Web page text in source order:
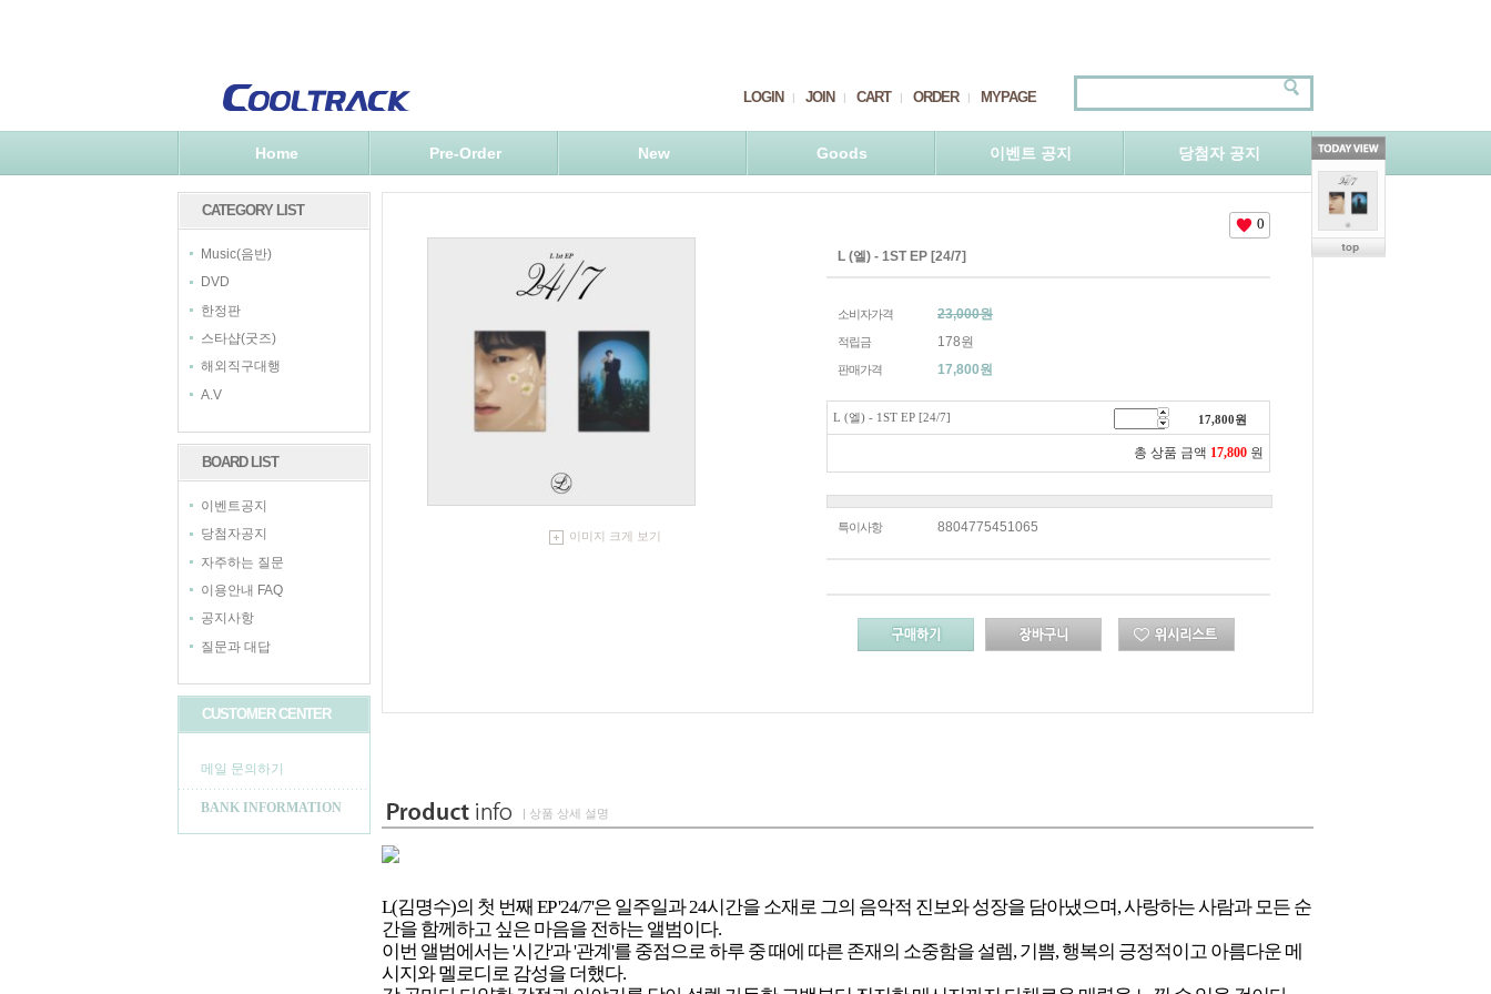
LOGIN JOIN CART ORDER MYPAGE
Home Pre-Order New Goods 이벤트 공지 당첨자 공지
CATEGORY LIST
Music(음반)
DVD
한정판
스타샵(굿즈)
해외직구대행
A.V
BOARD LIST
이벤트공지
당첨자공지
자주하는 질문
이용안내 FAQ
공지사항
질문과 대답
CUSTOMER CENTER
메일 문의하기
BANK INFORMATION
이미지 크게 보기
0
L (엘) - 1ST EP [24/7]
소비자가격 23,000원
적립금 178원
판매가격 17,800원
L (엘) - 1ST EP [24/7] 17,800원
총 상품 금액 17,800 원
특이사항 8804775451065
| 상품 상세 설명
L(김명수)의 첫 번째 EP '24/7'은 일주일과 24시간을 소재로 그의 음악적 진보와 성장을 담아냈으며, 사랑하는 사람과 모든 순
간을 함께하고 싶은 마음을 전하는 앨범이다.
이번 앨범에서는 '시간'과 '관계'를 중점으로 하루 중 때에 따른 존재의 소중함을 설렘, 기쁨, 행복의 긍정적이고 아름다운 메
시지와 멜로디로 감성을 더했다.